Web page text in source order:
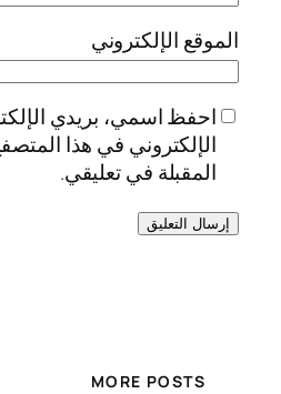
الموقع الإلكتروني
احفظ اسمي، بريدي
الإلكتروني في هذا
المقبلة في تعليقي.
MORE POSTS